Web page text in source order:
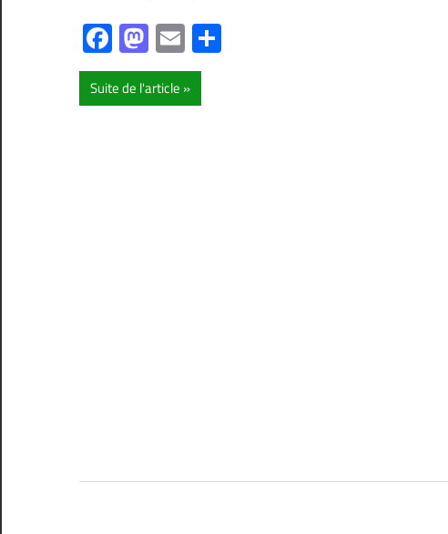
Facebook
Mastodon
Email
Suite de l'article